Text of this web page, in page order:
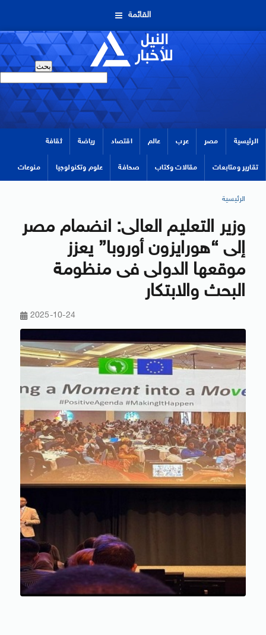
القائمة
الرئيسية مصر عرب عالم اقتصاد رياضة ثقافة
تقارير ومتابعات مقالات وكتاب صحافة علوم وتكنولوجيا منوعات
الرئيسية
وزير التعليم العالى: انضمام مصر
إلى “هورايزون أوروبا” يعزز
موقعها الدولى فى منظومة
البحث والابتكار
2025-10-24